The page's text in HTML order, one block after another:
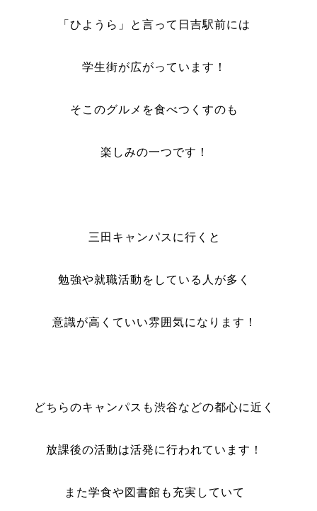
「ひようら」と言って日吉駅前には
学生街が広がっています！
そこのグルメを食べつくすのも
楽しみの一つです！
三田キャンパスに行くと
勉強や就職活動をしている人が多く
意識が高くていい雰囲気になります！
どちらのキャンパスも渋谷などの都心に近く
放課後の活動は活発に行われています！
また学食や図書館も充実していて